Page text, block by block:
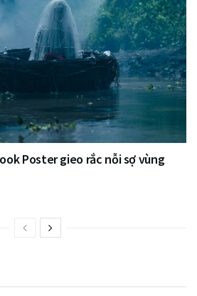
Poster gieo rắc nỗi sợ vùng